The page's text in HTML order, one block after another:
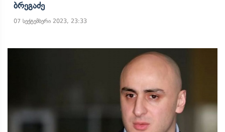
Ბრეგაძე
07 სექტემბერი 2023, 23:33